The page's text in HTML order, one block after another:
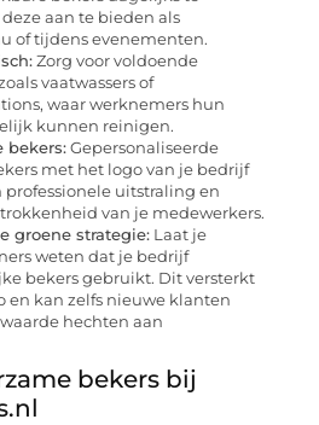
aan te bieden als
of tijdens evenementen.
Zorg voor voldoende
vaatwassers of
waar werknemers hun
kunnen reinigen.
bekers: Gepersonaliseerde
met het logo van je bedrijf
professionele uitstraling en
van je medewerkers.
groene strategie: Laat je
weten dat je bedrijf
bekers gebruikt. Dit versterkt
en kan zelfs nieuwe klanten
hechten aan
bekers bij